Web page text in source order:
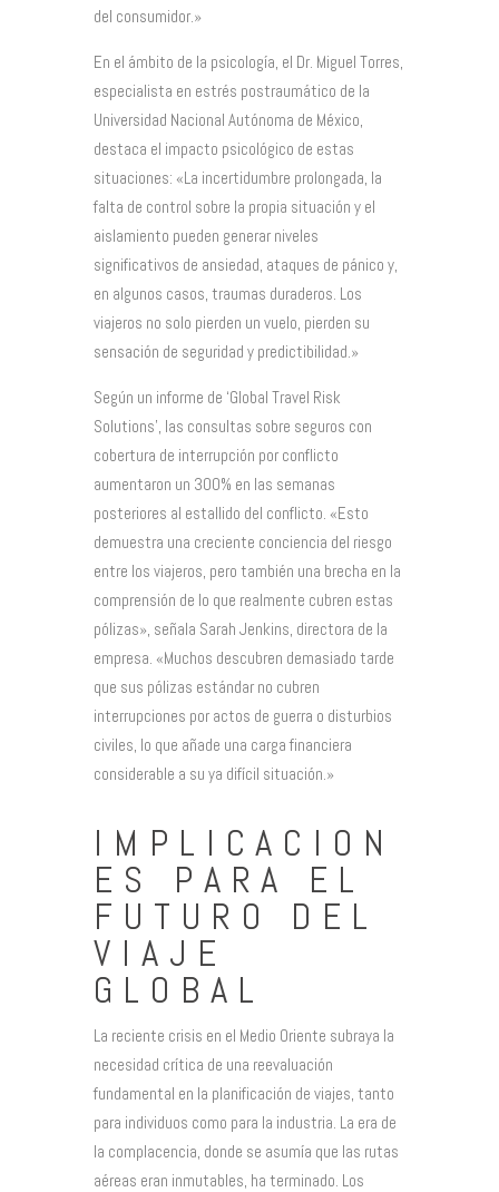
del consumidor.»
En el ámbito de la psicología, el Dr. Miguel Torres,
especialista en estrés postraumático de la
Universidad Nacional Autónoma de México,
destaca el impacto psicológico de estas
situaciones: «La incertidumbre prolongada, la
falta de control sobre la propia situación y el
aislamiento pueden generar niveles
significativos de ansiedad, ataques de pánico y,
en algunos casos, traumas duraderos. Los
viajeros no solo pierden un vuelo, pierden su
sensación de seguridad y predictibilidad.»
Según un informe de ‘Global Travel Risk
Solutions’, las consultas sobre seguros con
cobertura de interrupción por conflicto
aumentaron un 300% en las semanas
posteriores al estallido del conflicto. «Esto
demuestra una creciente conciencia del riesgo
entre los viajeros, pero también una brecha en la
comprensión de lo que realmente cubren estas
pólizas», señala Sarah Jenkins, directora de la
empresa. «Muchos descubren demasiado tarde
que sus pólizas estándar no cubren
interrupciones por actos de guerra o disturbios
civiles, lo que añade una carga financiera
considerable a su ya difícil situación.»
IMPLICACION
ES PARA EL
FUTURO DEL
VIAJE
GLOBAL
La reciente crisis en el Medio Oriente subraya la
necesidad crítica de una reevaluación
fundamental en la planificación de viajes, tanto
para individuos como para la industria. La era de
la complacencia, donde se asumía que las rutas
aéreas eran inmutables, ha terminado. Los